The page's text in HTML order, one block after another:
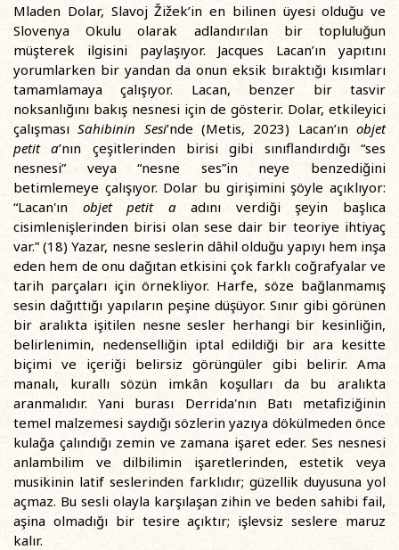
Mladen Dolar, Slavoj Žižek’in en bilinen üyesi olduğu ve
Slovenya Okulu olarak adlandırılan bir topluluğun
müşterek ilgisini paylaşıyor. Jacques Lacan’ın yapıtını
yorumlarken bir yandan da onun eksik bıraktığı kısımları
tamamlamaya çalışıyor. Lacan, benzer bir tasvir
noksanlığını bakış nesnesi için de gösterir. Dolar, etkileyici
çalışmasıSahibinin Sesi’nde (Metis, 2023) Lacan’ınobjet
petit a’nın çeşitlerinden birisi gibi sınıflandırdığı “ses
nesnesi” veya “nesne ses”in neye benzediğini
betimlemeye çalışıyor. Dolar bu girişimini şöyle açıklıyor:
“Lacan'ın objet petit aadını verdiği şeyin başlıca
cisimlenişlerinden birisi olan sese dair bir teoriye ihtiyaç
var.” (18) Yazar, nesne seslerin dâhil olduğu yapıyı hem inşa
eden hem de onu dağıtan etkisini çok farklı coğrafyalar ve
tarih parçaları için örnekliyor. Harfe, söze bağlanmamış
sesin dağıttığı yapıların peşine düşüyor. Sınır gibi görünen
bir aralıkta işitilen nesne sesler herhangi bir kesinliğin,
belirlenimin, nedenselliğin iptal edildiği bir ara kesitte
biçimi ve içeriği belirsiz görüngüler gibi belirir. Ama
manalı, kurallı sözün imkân koşulları da bu aralıkta
aranmalıdır. Yani burası Derrida'nın Batı metafiziğinin
temel malzemesi saydığı sözlerin yazıya dökülmeden önce
kulağa çalındığı zemin ve zamana işaret eder. Ses nesnesi
anlambilim ve dilbilimin işaretlerinden, estetik veya
musikinin latif seslerinden farklıdır; güzellik duyusuna yol
açmaz. Bu sesli olayla karşılaşan zihin ve beden sahibi fail,
aşina olmadığı bir tesire açıktır; işlevsiz seslere maruz
kalır.